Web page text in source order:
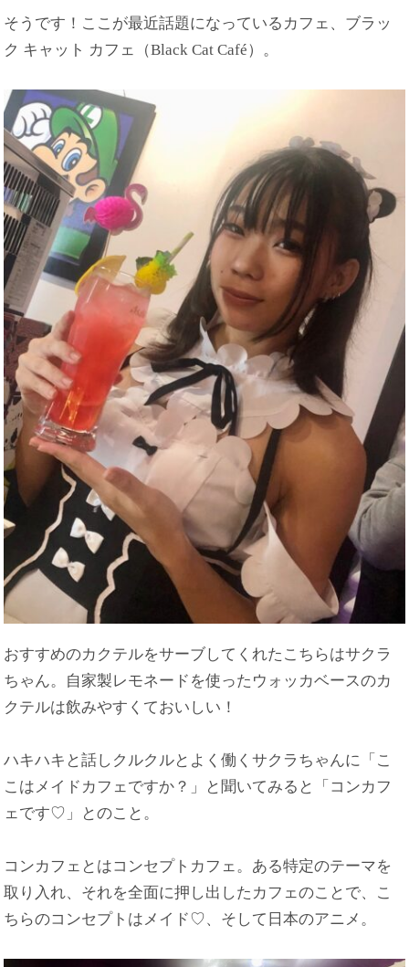
そうです！ここが最近話題になっているカフェ、ブラッ
ク キャット カフェ（Black Cat Café）。
おすすめのカクテルをサーブしてくれたこちらはサクラ
ちゃん。自家製レモネードを使ったウォッカベースのカ
クテルは飲みやすくておいしい！
ハキハキと話しクルクルとよく働くサクラちゃんに「こ
こはメイドカフェですか？」と聞いてみると「コンカフ
ェです♡」とのこと。
コンカフェとはコンセプトカフェ。ある特定のテーマを
取り入れ、それを全面に押し出したカフェのことで、こ
ちらのコンセプトはメイド♡、そして日本のアニメ。